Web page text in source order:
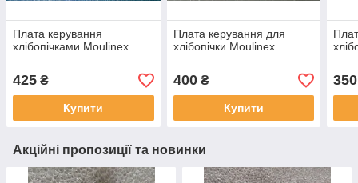
Плата керування
хлібопічками Moulinex
425 ₴
Купити
Плата керування для
хлібопічки Moulinex
400₴
Купити
350
Акційні пропозиції та новинки